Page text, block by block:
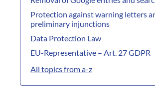
Protection against warning letters
preliminary injunctions
Data Protection Law
EU-Representative – Art. 27 GDPR
All topics from a-z